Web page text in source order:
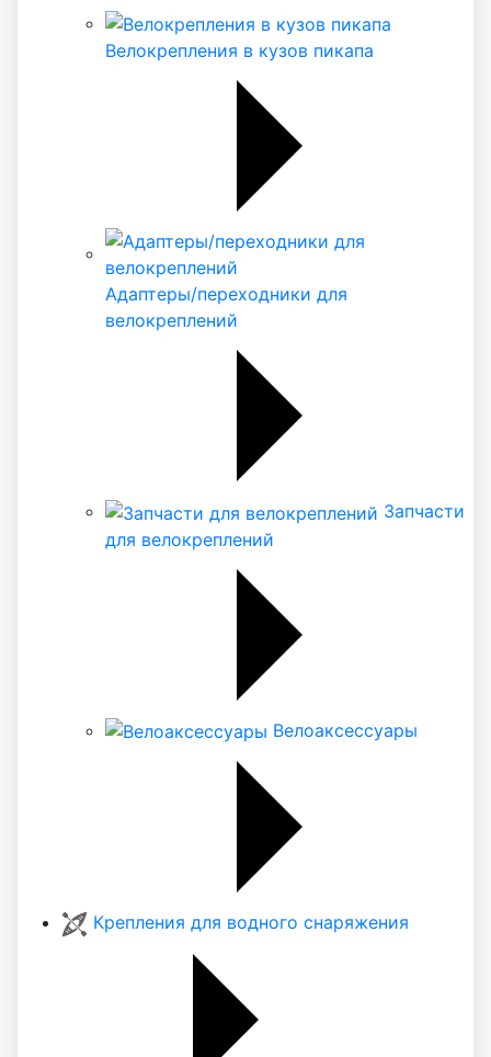
Велокрепления в кузов пикапа
Адаптеры/переходники для
велокреплений
Запчасти
для велокреплений
Велоаксессуары
Крепления для водного снаряжения